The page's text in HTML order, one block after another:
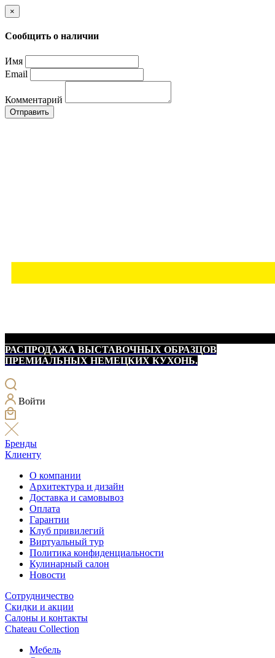
×
Сообщить о наличии
Имя
Email
Комментарий
Отправить
РАСПРОДАЖА ВЫСТАВОЧНЫХ ОБРАЗЦОВ
ПРЕМИАЛЬНЫХ НЕМЕЦКИХ КУХОНЬ.
Войти
Бренды
Клиенту
О компании
Архитектура и дизайн
Доставка и самовывоз
Оплата
Гарантии
Клуб привилегий
Виртуальный тур
Политика конфиденциальности
Кулинарный салон
Новости
Сотрудничество
Скидки и акции
Салоны и контакты
Chateau Collection
Мебель